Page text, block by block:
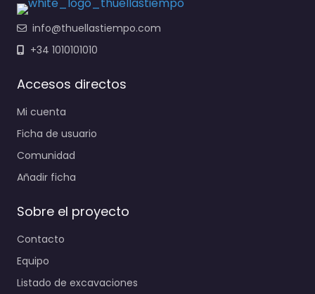
info@thuellastiempo.com
+34 1010101010
Accesos directos
Mi cuenta
Ficha de usuario
Comunidad
Añadir ficha
Sobre el proyecto
Contacto
Equipo
Listado de excavaciones